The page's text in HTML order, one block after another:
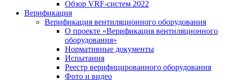
Обзор VRF-систем 2022
Верификация
Верификация вентиляционного оборудования
О проекте «Верификация вентиляционного
оборудования»
Нормативные документы
Испытания
Реестр верифицированного оборудования
Фото и видео